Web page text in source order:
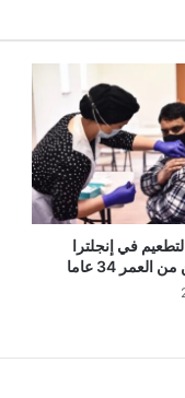
في إنجلترا
34 عاما